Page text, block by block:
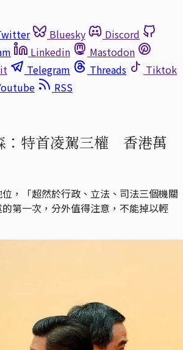
Bluesky
Discord
Linkedin
Mastodon
Telegram Threads
Tiktok
RSS
：特首凌駕三權 香港萬
，「超然於行政、立法、司法三個機關
第一次，分外值得注意，不能掉以輕